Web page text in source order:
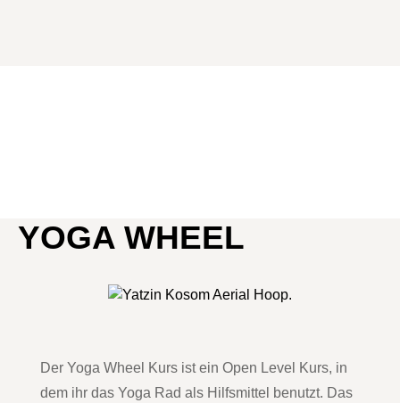
YOGA WHEEL
Der Yoga Wheel Kurs ist ein Open Level Kurs, in
dem ihr das Yoga Rad als Hilfsmittel benutzt. Das